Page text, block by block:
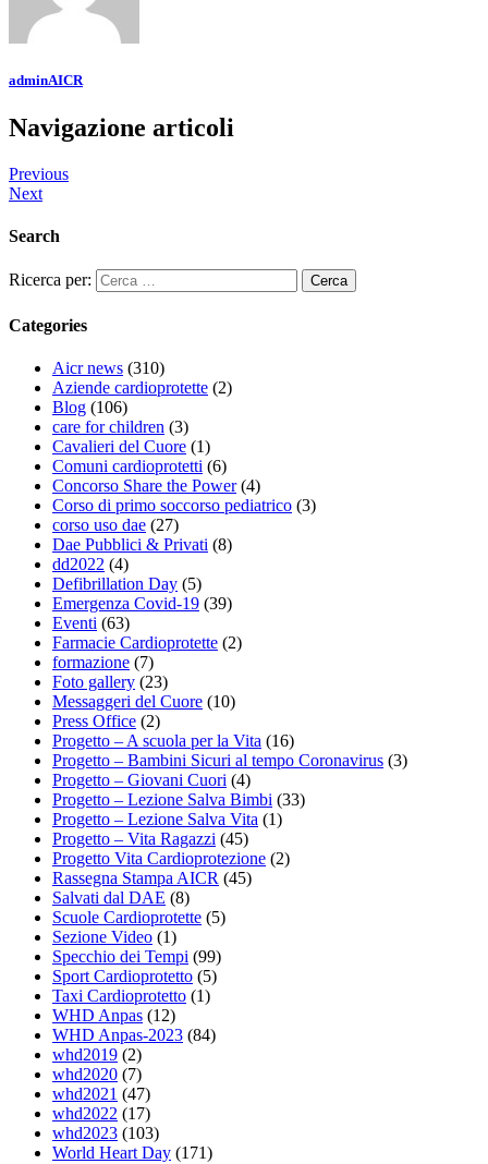
adminAICR
Navigazione articoli
Previous
Next
Search
Ricerca per:
Categories
Aicr news (310)
Aziende cardioprotette (2)
Blog (106)
care for children (3)
Cavalieri del Cuore (1)
Comuni cardioprotetti (6)
Concorso Share the Power(4)
Corso di primo soccorso pediatrico (3)
corso uso dae (27)
Dae Pubblici & Privati (8)
dd2022 (4)
Defibrillation Day (5)
Emergenza Covid-19 (39)
Eventi (63)
Farmacie Cardioprotette (2)
formazione (7)
Foto gallery (23)
Messaggeri del Cuore (10)
Press Office (2)
Progetto – A scuola per la Vita (16)
Progetto – Bambini Sicuri al tempo Coronavirus (3)
Progetto – Giovani Cuori (4)
Progetto – Lezione Salva Bimbi (33)
Progetto – Lezione Salva Vita (1)
Progetto – Vita Ragazzi (45)
Progetto Vita Cardioprotezione (2)
Rassegna Stampa AICR (45)
Salvati dal DAE (8)
Scuole Cardioprotette (5)
Sezione Video (1)
Specchio dei Tempi (99)
Sport Cardioprotetto (5)
Taxi Cardioprotetto (1)
WHD Anpas (12)
WHD Anpas-2023 (84)
whd2019 (2)
whd2020 (7)
whd2021 (47)
whd2022 (17)
whd2023 (103)
World Heart Day (171)